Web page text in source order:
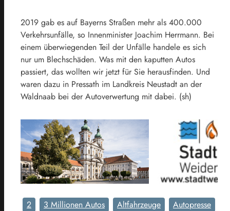
2019 gab es auf Bayerns Straßen mehr als 400.000
Verkehrsunfälle, so Innenminister Joachim Herrmann. Bei
einem überwiegenden Teil der Unfälle handele es sich
nur um Blechschäden. Was mit den kaputten Autos
passiert, das wollten wir jetzt für Sie herausfinden. Und
waren dazu in Pressath im Landkreis Neustadt an der
Waldnaab bei der Autoverwertung mit dabei. (sh)
2 3 Millionen Autos Altfahrzeuge
Autopresse